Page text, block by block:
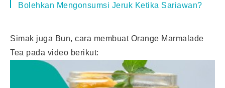
Bolehkan Mengonsumsi Jeruk Ketika Sariawan?
Simak juga Bun, cara membuat Orange Marmalade
Tea pada video berikut: